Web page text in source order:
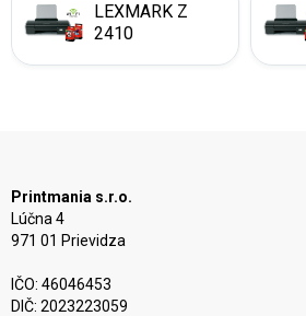
LEXMARK Z
2410
Printmania s.r.o.
Lúčna 4
971 01 Prievidza
IČO: 46046453
DIČ: 2023223059